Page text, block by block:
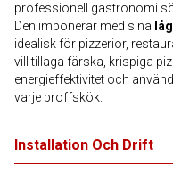
professionell gastronomi
Den imponerar med sina
idealisk för pizzerior,
vill tillaga färska, krispiga
energieffektivitet och
varje proffskök.
Installation Och Drift